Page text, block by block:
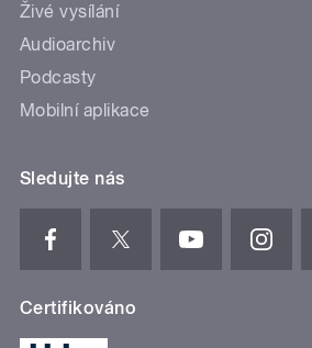
Živé vysílání
Audioarchiv
Podcasty
Mobilní aplikace
Sledujte nás
Certifikováno